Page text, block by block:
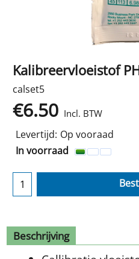
Kalibreervloeistof
calset5
€6.50 Incl. BTW
Levertijd: Op vooraad
In voorraad
Beschrijving